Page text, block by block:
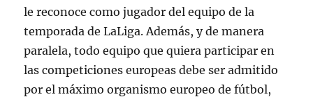
le reconoce como jugador del equipo de la
temporada de LaLiga. Además, y de manera
paralela, todo equipo que quiera participar en
las competiciones europeas debe ser admitido
por el máximo organismo europeo de fútbol,